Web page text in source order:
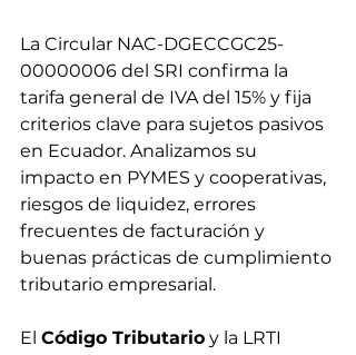
La Circular NAC-DGECCGC25-
00000006 del SRI confirma la
tarifa general de IVA del 15% y fija
criterios clave para sujetos pasivos
en Ecuador. Analizamos su
impacto en PYMES y cooperativas,
riesgos de liquidez, errores
frecuentes de facturación y
buenas prácticas de cumplimiento
tributario empresarial.
El Código Tributario y la LRTI